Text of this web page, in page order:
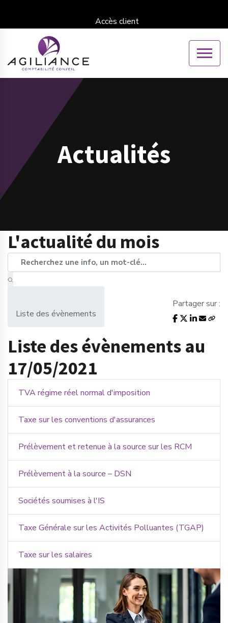
Accès client
Actualités
L'actualité du mois
Liste des évènements
Partager sur :
Liste des évènements au
17/05/2021
TVA régime réel normal d'imposition
Taxe sur les conventions d'assurances
Prélèvement et retenue à la source sur les RCM
Prélèvement à la source – DSN
Sociétés soumises à l'IS
Taxe Générale sur les Activités Polluantes (TGAP)
Taxe sur les salaires